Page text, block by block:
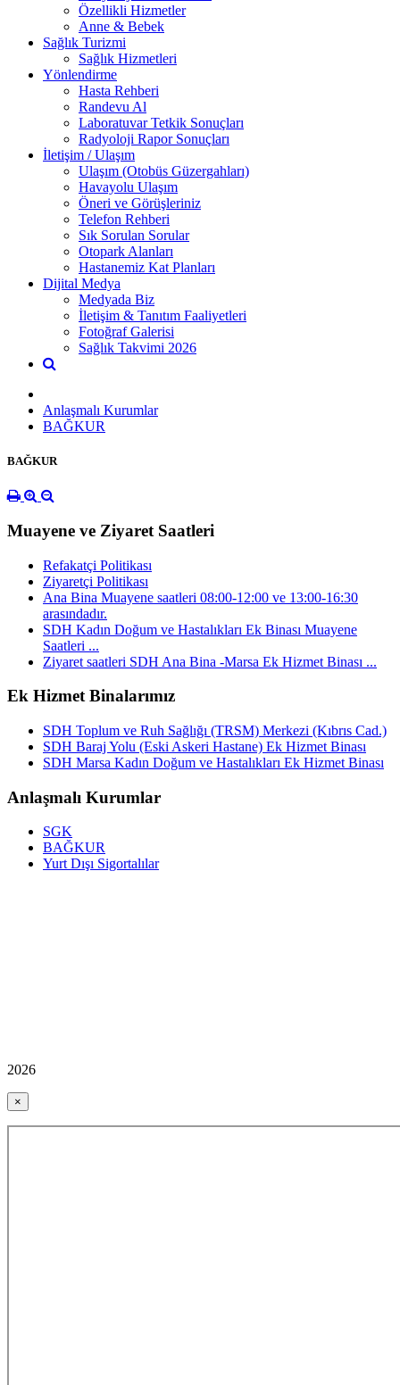
Özellikli Hizmetler
Anne & Bebek
Sağlık Turizmi
Sağlık Hizmetleri
Yönlendirme
Hasta Rehberi
Randevu Al
Laboratuvar Tetkik Sonuçları
Radyoloji Rapor Sonuçları
İletişim / Ulaşım
Ulaşım (Otobüs Güzergahları)
Havayolu Ulaşım
Öneri ve Görüşleriniz
Telefon Rehberi
Sık Sorulan Sorular
Otopark Alanları
Hastanemiz Kat Planları
Dijital Medya
Medyada Biz
İletişim & Tanıtım Faaliyetleri
Fotoğraf Galerisi
Sağlık Takvimi 2026
Anlaşmalı Kurumlar
BAĞKUR
BAĞKUR
Muayene ve Ziyaret Saatleri
Refakatçi Politikası
Ziyaretçi Politikası
Ana Bina Muayene saatleri 08:00-12:00 ve 13:00-16:30
arasındadır.
SDH Kadın Doğum ve Hastalıkları Ek Binası Muayene
Saatleri ...
Ziyaret saatleri SDH Ana Bina -Marsa Ek Hizmet Binası ...
Ek Hizmet Binalarımız
SDH Toplum ve Ruh Sağlığı (TRSM) Merkezi (Kıbrıs Cad.)
SDH Baraj Yolu (Eski Askeri Hastane) Ek Hizmet Binası
SDH Marsa Kadın Doğum ve Hastalıkları Ek Hizmet Binası
Anlaşmalı Kurumlar
SGK
BAĞKUR
Yurt Dışı Sigortalılar
2026
×